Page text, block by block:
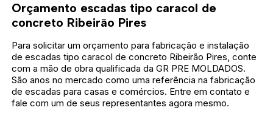
Orçamento escadas tipo caracol de
concreto Ribeirão Pires
Para solicitar um orçamento para fabricação e instalação
de escadas tipo caracol de concreto Ribeirão Pires, conte
com a mão de obra qualificada da GR PRE MOLDADOS.
São anos no mercado como uma referência na fabricação
de escadas para casas e comércios. Entre em contato e
fale com um de seus representantes agora mesmo.